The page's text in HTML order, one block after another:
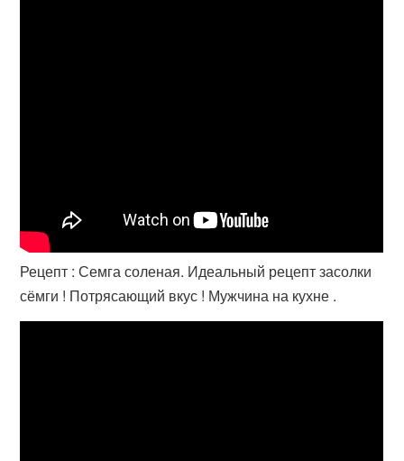
Рецепт : Семга соленая. Идеальный рецепт засолки
сёмги ! Потрясающий вкус ! Мужчина на кухне .